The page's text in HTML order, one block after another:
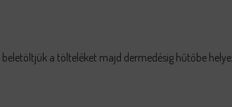
a tölteléket majd dermedésig hűtőbe